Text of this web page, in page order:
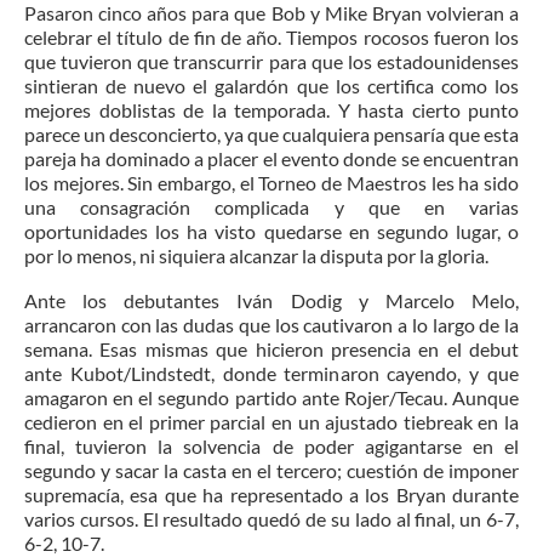
Pasaron cinco años para que Bob y Mike Bryan volvieran a
celebrar el título de fin de año. Tiempos rocosos fueron los
que tuvieron que transcurrir para que los estadounidenses
sintieran de nuevo el galardón que los certifica como los
mejores doblistas de la temporada. Y hasta cierto punto
parece un desconcierto, ya que cualquiera pensaría que esta
pareja ha dominado a placer el evento donde se encuentran
los mejores. Sin embargo, el Torneo de Maestros les ha sido
una consagración complicada y que en varias
oportunidades los ha visto quedarse en segundo lugar, o
por lo menos, ni siquiera alcanzar la disputa por la gloria.
Ante los debutantes Iván Dodig y Marcelo Melo,
arrancaron con las dudas que los cautivaron a lo largo de la
semana. Esas mismas que hicieron presencia en el debut
ante Kubot/Lindstedt, donde terminaron cayendo, y que
amagaron en el segundo partido ante Rojer/Tecau. Aunque
cedieron en el primer parcial en un ajustado tiebreak en la
final, tuvieron la solvencia de poder agigantarse en el
segundo y sacar la casta en el tercero; cuestión de imponer
supremacía, esa que ha representado a los Bryan durante
varios cursos. El resultado quedó de su lado al final, un 6-7,
6-2, 10-7.